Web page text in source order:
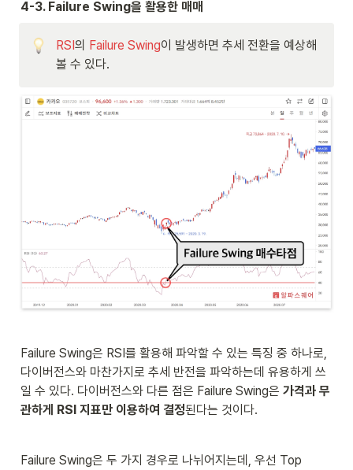
4-3. Failure Swing을 활용한 매매
RSI의 Failure Swing이 발생하면 추세 전환을 예상해
볼 수 있다.
Failure Swing은 RSI를 활용해 파악할 수 있는 특징 중 하나로,
다이버전스와 마찬가지로 추세 반전을 파악하는데 유용하게 쓰
일 수 있다. 다이버전스와 다른 점은 Failure Swing은 가격과 무
관하게 RSI 지표만 이용하여 결정된다는 것이다.
Failure Swing은 두 가지 경우로 나뉘어지는데, 우선 Top